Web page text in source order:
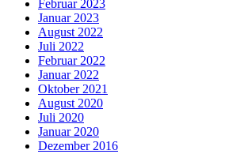
Februar 2023
Januar 2023
August 2022
Juli 2022
Februar 2022
Januar 2022
Oktober 2021
August 2020
Juli 2020
Januar 2020
Dezember 2016